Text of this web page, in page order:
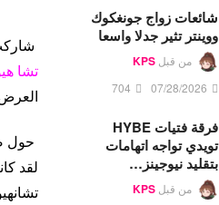
تشا
حول
لقد
شائعات زواج جونغكوك
ووينتر تثير جدلا واسعا
من قبل KPS
07/28/2026
704
فرقة فتيات HYBE
تويدي تواجه اتهامات
بتقليد نيوجينز…
من قبل KPS